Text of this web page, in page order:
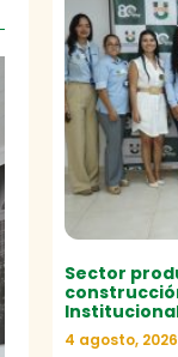
Sector
4 agosto, 2026